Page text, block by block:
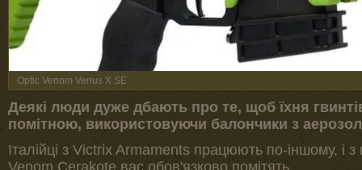
Optic Venom Venus X SE
Деякі люди дуже дбають про те, щоб їхня
помітною, використовуючи балончики з
Італійці з Victrix Armaments працюють по-іншому, і
Venom Cerakote вас обов'язково помітять.